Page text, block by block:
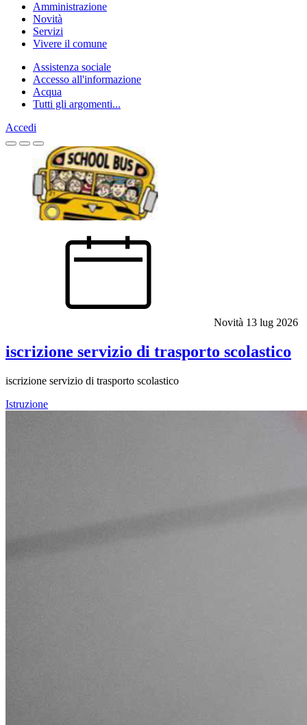
Amministrazione
Novità
Servizi
Vivere il comune
Assistenza sociale
Accesso all'informazione
Acqua
Tutti gli argomenti...
Accedi
Homepage
Novità 13 lug 2026
iscrizione servizio di trasporto scolastico
iscrizione servizio di trasporto scolastico
Istruzione